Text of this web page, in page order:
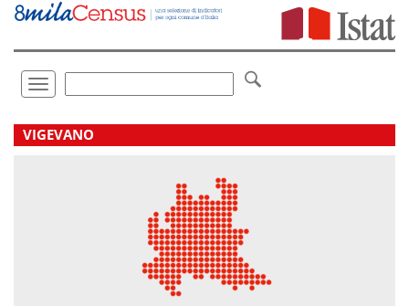
Vai
direttamente
Toggle
navigation
.
VIGEVANO